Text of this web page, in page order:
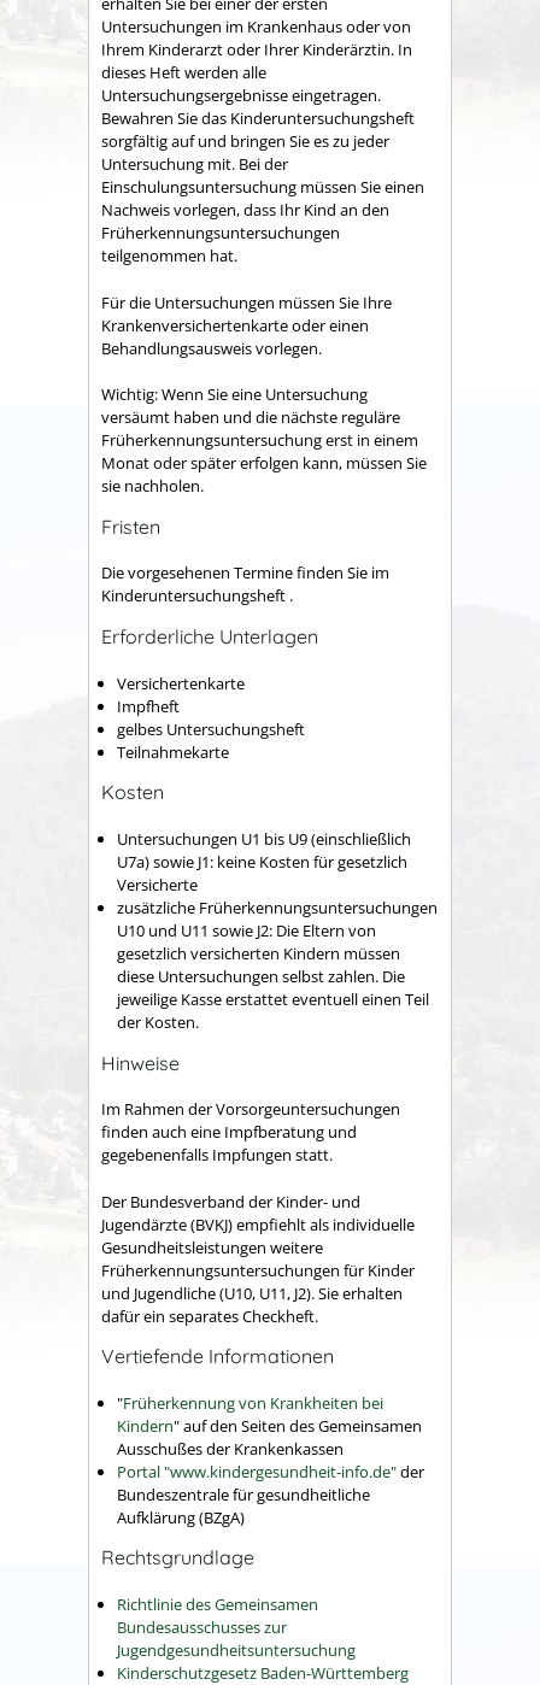
Untersuchungen im Krankenhaus oder von
Ihrem Kinderarzt oder Ihrer Kinderärztin. In
dieses Heft werden alle
Untersuchungsergebnisse eingetragen.
Bewahren Sie das Kinderuntersuchungsheft
sorgfältig auf und bringen Sie es zu jeder
Untersuchung mit. Bei der
Einschulungsuntersuchung müssen Sie einen
Nachweis vorlegen, dass Ihr Kind an den
Früherkennungsuntersuchungen
teilgenommen hat.
Für die Untersuchungen müssen Sie Ihre
Krankenversichertenkarte oder einen
Behandlungsausweis vorlegen.
Wichtig: Wenn Sie eine Untersuchung
versäumt haben und die nächste reguläre
Früherkennungsuntersuchung erst in einem
Monat oder später erfolgen kann, müssen Sie
sie nachholen.
Fristen
Die vorgesehenen Termine finden Sie im
Kinderuntersuchungsheft .
Erforderliche Unterlagen
Versichertenkarte
Impfheft
gelbes Untersuchungsheft
Teilnahmekarte
Kosten
Untersuchungen U1 bis U9 (einschließlich
U7a) sowie J1: keine Kosten für gesetzlich
Versicherte
zusätzliche Früherkennungsuntersuchungen
U10 und U11 sowie J2: Die Eltern von
gesetzlich versicherten Kindern müssen
diese Untersuchungen selbst zahlen. Die
jeweilige Kasse erstattet eventuell einen Teil
der Kosten.
Hinweise
Im Rahmen der Vorsorgeuntersuchungen
finden auch eine Impfberatung und
gegebenenfalls Impfungen statt.
Der Bundesverband der Kinder- und
Jugendärzte (BVKJ) empfiehlt als individuelle
Gesundheitsleistungen weitere
Früherkennungsuntersuchungen für Kinder
und Jugendliche (U10, U11, J2). Sie erhalten
dafür ein separates Checkheft.
Vertiefende Informationen
"Früherkennung von Krankheiten bei
Kindern" auf den Seiten des Gemeinsamen
Ausschußes der Krankenkassen
Portal "www.kindergesundheit-info.de"der
Bundeszentrale für gesundheitliche
Aufklärung (BZgA)
Rechtsgrundlage
Richtlinie des Gemeinsamen
Bundesausschusses zur
Jugendgesundheitsuntersuchung
Kinderschutzgesetz Baden-Württemberg